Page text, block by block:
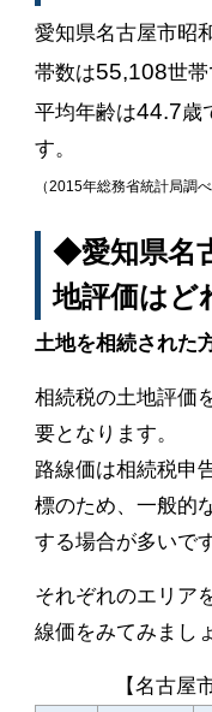
愛知県名古屋市昭
帯数は55,108世帯
平均年齢は44.7歳
す。
（2015年総務省統計局調べ
◆愛知県名
地評価はど
土地を相続された
相続税の土地評価
要となります。
路線価は相続税申
標のため、一般的
する場合が多いです
それぞれのエリア
線価をみてみまし
【名古屋